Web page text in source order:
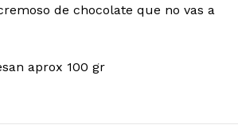
de chocolate que no vas a
aprox 100 gr